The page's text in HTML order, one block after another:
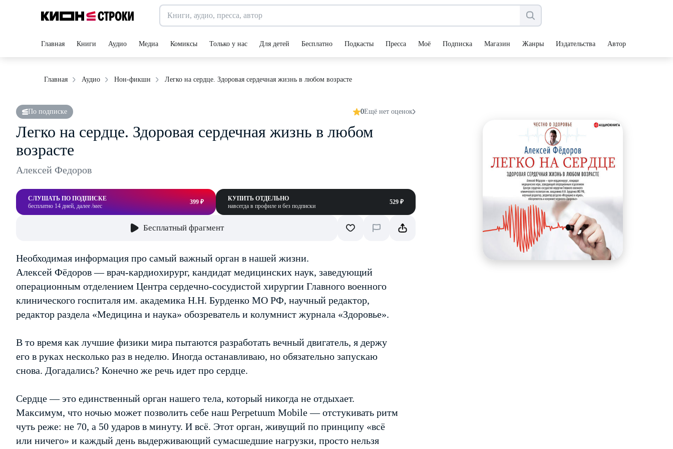
Главная Книги Аудио Медиа Комиксы Только у нас Для детей Бесплатно Подкасты Пресса Моё Подписка Магазин Жанры Издательства Авторы
Главная Аудио Нон-фикшн Легко на сердце. Здоровая сердечная жизнь в любом возрасте
По подписке 0Ещё нет оценок
Легко на сердце. Здоровая сердечная жизнь в любом
возрасте
Алексей Федоров
СЛУШАТЬ ПО ПОДПИСКЕ
бесплатно 14 дней, далее /мес
399 ₽
КУПИТЬ ОТДЕЛЬНО
навсегда в профиле и без подписки
529 ₽
Бесплатный фрагмент
Необходимая информация про самый важный орган в нашей жизни.
Алексей Фёдоров — врач-кардиохирург, кандидат медицинских наук, заведующий
операционным отделением Центра сердечно-сосудистой хирургии Главного военного
клинического госпиталя им. академика Н.Н. Бурденко МО РФ, научный редактор,
редактор раздела «Медицина и наука» обозреватель и колумнист журнала «Здоровье».
В то время как лучшие физики мира пытаются разработать вечный двигатель, я держу
его в руках несколько раз в неделю. Иногда останавливаю, но обязательно запускаю
снова. Догадались? Конечно же речь идет про сердце.
Сердце — это единственный орган нашего тела, который никогда не отдыхает.
Максимум, что ночью может позволить себе наш Perpetuum Mobile — отстукивать ритм
чуть реже: не 70, а 50 ударов в минуту. И всё. Этот орган, живущий по принципу «всё
или ничего» и каждый день выдерживающий сумасшедшие нагрузки, просто нельзя